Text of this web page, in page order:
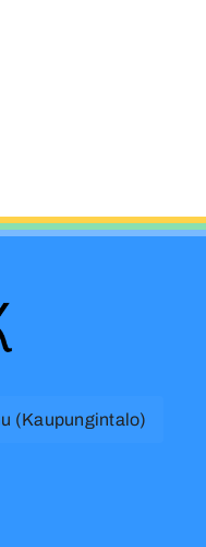
(Kaupungintalo)